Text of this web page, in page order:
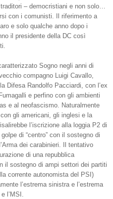
– democristiani e non solo…
con i comunisti. Il riferimento a
e solo qualche anno dopo i
il presidente della DC così
Sogno negli anni di
compagno Luigi Cavallo,
Difesa Randolfo Pacciardi, con l’ex
e perfino con gli ambienti
e al neofascismo. Naturalmente
gli americani, gli inglesi e la
l’iscrizione alla loggia P2 di
di “centro” con il sostegno di
dei carabinieri. Il tentativo
di una repubblica
il sostegno di ampi settori dei partiti
corrente autonomista del PSI)
l’estrema sinistra e l’estrema
e l’MSI.